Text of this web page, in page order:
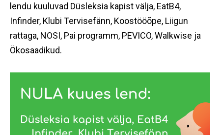
lendu kuuluvad Düsleksia kapist välja, EatB4,
Infinder, Klubi Tervisefänn, Koostööõpe, Liigun
rattaga, NOSI, Pai programm, PEVICO, Walkwise ja
Ökosaadikud.